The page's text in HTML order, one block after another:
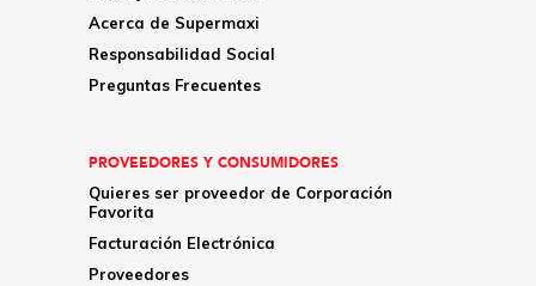
Acerca de Supermaxi
Responsabilidad Social
Preguntas Frecuentes
PROVEEDORES Y CONSUMIDORES
Quieres ser proveedor de Corporación
Favorita
Facturación Electrónica
Proveedores